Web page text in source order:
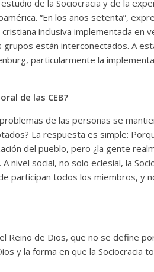
de la Sociocracia y de la
“En los años setenta”,
inclusiva implementada en
grupos están interconectados. A
particularmente la
de las CEB?
de las personas se
La respuesta es simple:
del pueblo, pero ¿la gente
nivel social, no solo eclesial, la
participan todos los miembros, y
Reino de Dios, que no se define
y la forma en que la Sociocracia